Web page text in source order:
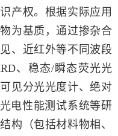
产权。根据实际应用
为基质，通过掺杂合
、近红外等不同波段
、稳态/瞬态荧光光
见分光光度计、绝对
电性能测试系统等研
构（包括材料物相、